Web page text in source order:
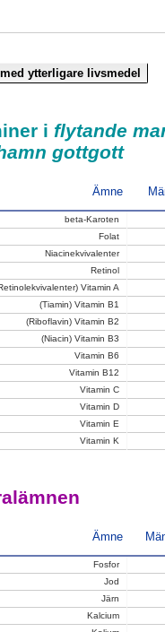
i flytande
gottgott
Ämne
beta-Karoten
Folat
Niacinekvivalenter
Retinol
Vitamin A
(Tiamin) Vitamin B1
(Riboflavin) Vitamin B2
(Niacin) Vitamin B3
Vitamin B6
Vitamin B12
Vitamin C
Vitamin D
Vitamin E
Vitamin K
Ämne
Fosfor
Jod
Järn
Kalcium